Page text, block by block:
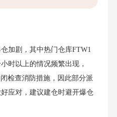
加剧，其中热门仓库FTW1
时以上的情况频繁出现，
检查消防措施，因此部分派
应对，建议建仓时避开爆仓